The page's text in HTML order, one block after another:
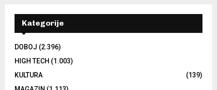
Kategorije
DOBOJ (2.396)
HIGH TECH (1.003)
KULTURA
(139)